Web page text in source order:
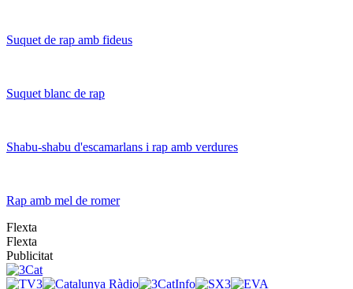
Suquet de rap amb fideus
Suquet blanc de rap
Shabu-shabu d'escamarlans i rap amb verdures
Rap amb mel de romer
Flexta
Flexta
Publicitat